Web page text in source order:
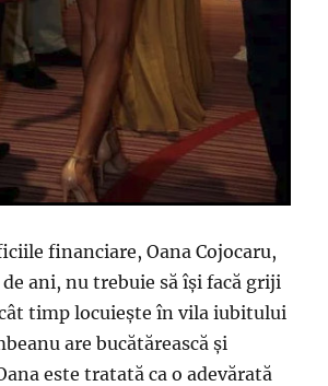
financiare, Oana Cojocaru,
de ani, nu trebuie să își facă griji
timp locuiește în vila iubitului
are bucătărească și
este tratată ca o adevărată